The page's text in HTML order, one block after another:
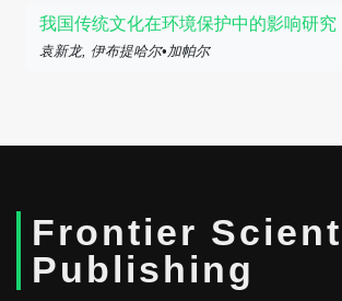
我国传统文化在环境保护中的影响研究
袁新龙, 伊布提哈尔•加帕尔
Frontier
Publishing